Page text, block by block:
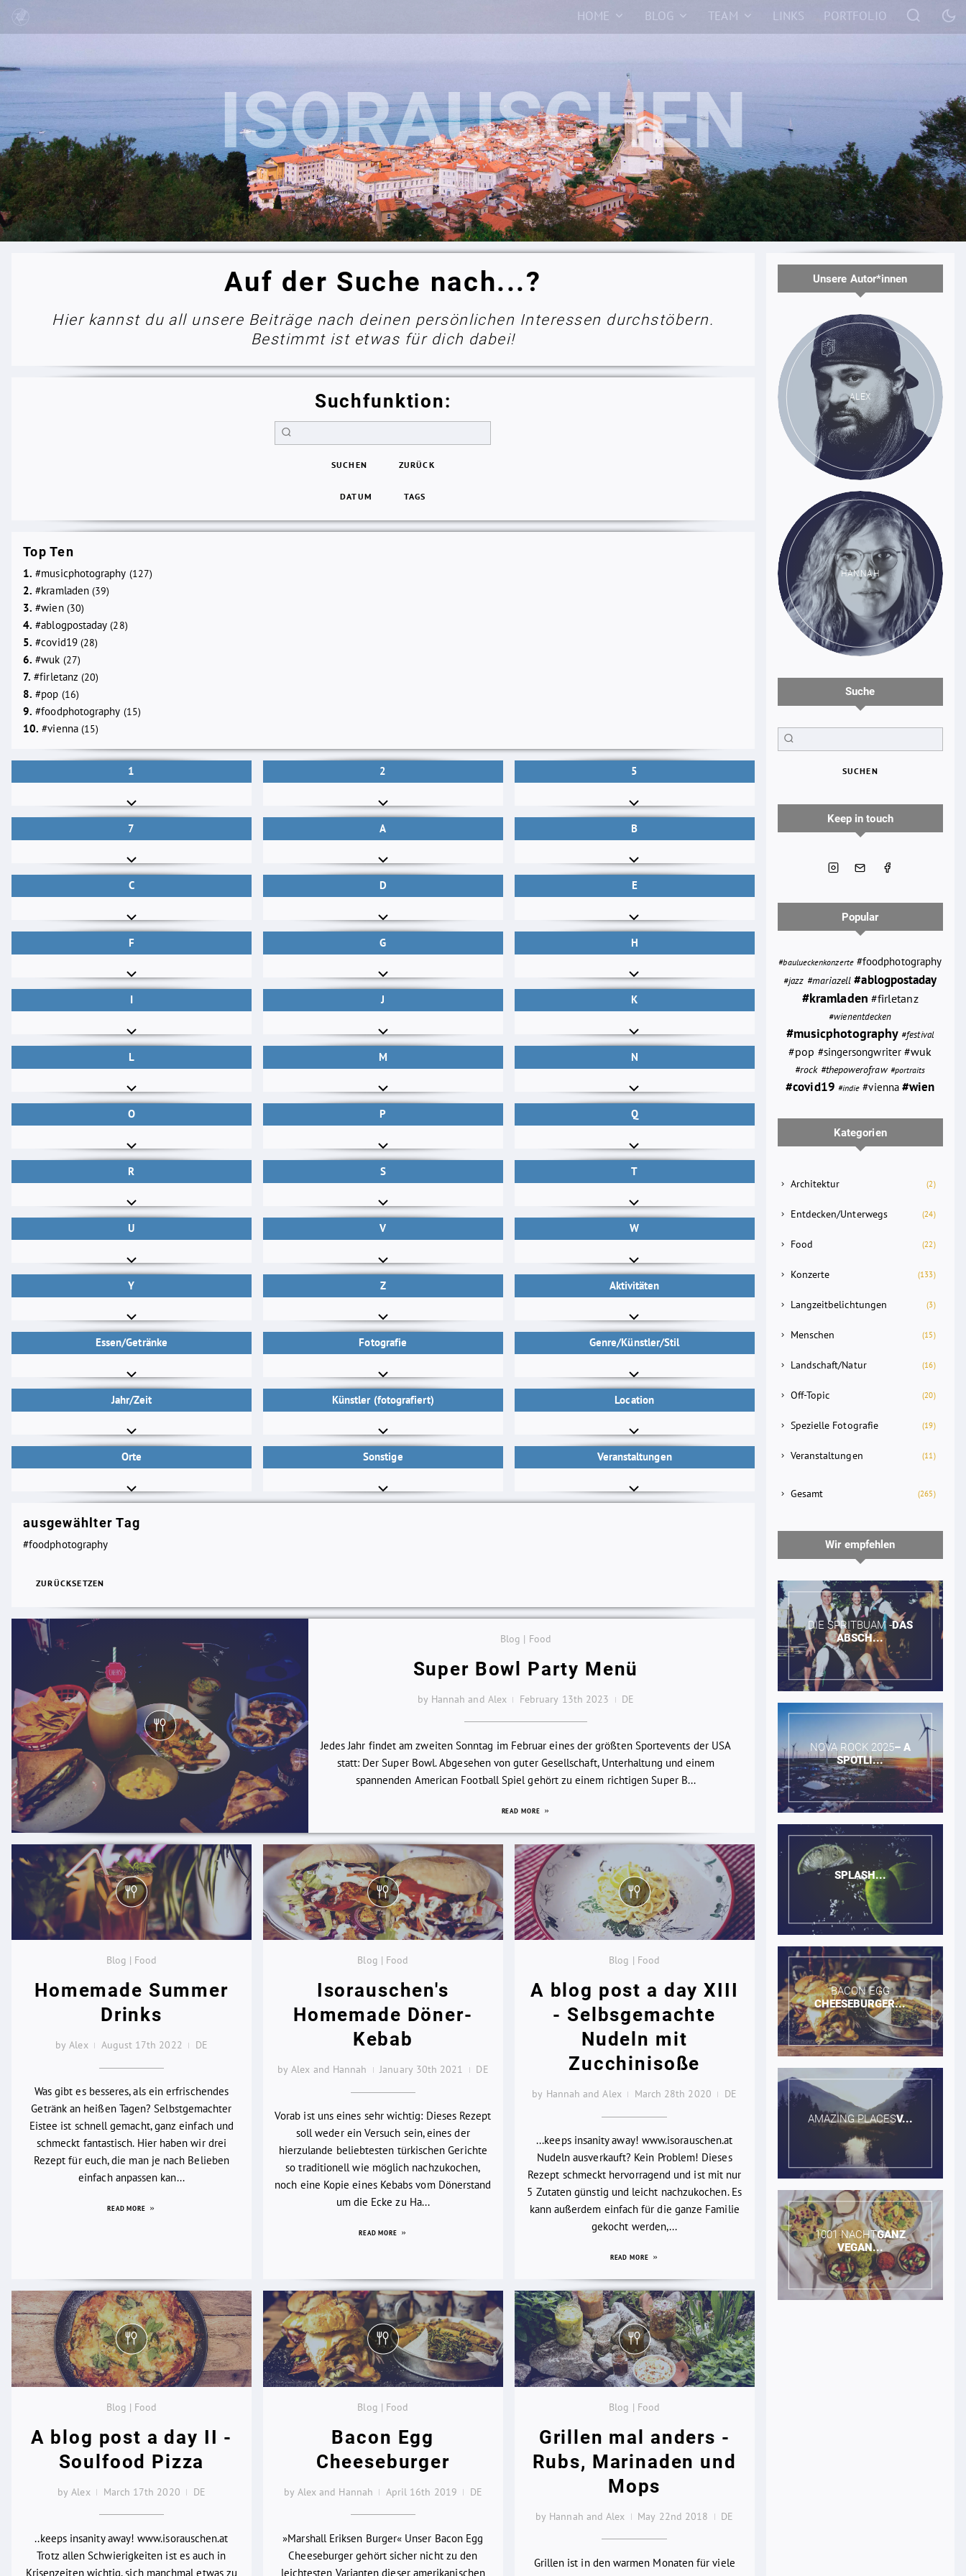
HOME BLOG TEAM LINKS PORTFOLIO
Auf der Suche nach...?
Hier kannst du all unsere Beiträge nach deinen persönlichen Interessen durchstöbern.
Bestimmt ist etwas für dich dabei!
Suchfunktion:
SUCHEN ZURÜCK
DATUM TAGS
Top Ten
1. #musicphotography (127)
2. #kramladen (39)
3. #wien (30)
4. #ablogpostaday (28)
5. #covid19 (28)
6. #wuk (27)
7. #firletanz (20)
8. #pop (16)
9. #foodphotography (15)
10. #vienna (15)
1 2 5
7 A B
C D E
F G H
I J K
L M N
O P Q
R S T
U V W
Y Z Aktivitäten
Essen/Getränke Fotografie Genre/Künstler/Stil
Jahr/Zeit Künstler (fotografiert) Location
Orte Sonstige Veranstaltungen
ausgewählter Tag
#foodphotography
ZURÜCKSETZEN
Blog | Food
Super Bowl Party Menü
by Hannah and Alex February 13th 2023 DE
Jedes Jahr findet am zweiten Sonntag im Februar eines der größten Sportevents der USA
statt: Der Super Bowl. Abgesehen von guter Gesellschaft, Unterhaltung und einem
spannenden American Football Spiel gehört zu einem richtigen Super B...
READ MORE
Blog | Food
Homemade Summer
Drinks
by Alex August 17th 2022 DE
Was gibt es besseres, als ein erfrischendes
Getränk an heißen Tagen? Selbstgemachter
Eistee ist schnell gemacht, ganz einfach und
schmeckt fantastisch. Hier haben wir drei
Rezept für euch, die man je nach Belieben
einfach anpassen kan...
READ MORE
Blog | Food
Isorauschen's
Homemade Döner-
Kebab
by Alex and Hannah January 30th 2021 DE
Vorab ist uns eines sehr wichtig: Dieses Rezept
soll weder ein Versuch sein, eines der
hierzulande beliebtesten türkischen Gerichte
so traditionell wie möglich nachzukochen,
noch eine Kopie eines Kebabs vom Dönerstand
um die Ecke zu Ha...
READ MORE
Blog | Food
A blog post a day XIII
- Selbsgemachte
Nudeln mit
Zucchinisoße
by Hannah and Alex March 28th 2020 DE
...keeps insanity away! www.isorauschen.at
Nudeln ausverkauft? Kein Problem! Dieses
Rezept schmeckt hervorragend und ist mit nur
5 Zutaten günstig und leicht nachzukochen. Es
kann außerdem einfach für die ganze Familie
gekocht werden,...
READ MORE
Blog | Food
A blog post a day II -
Soulfood Pizza
by Alex March 17th 2020 DE
..keeps insanity away! www.isorauschen.at
Trotz allen Schwierigkeiten ist es auch in
Krisenzeiten wichtig, sich manchmal etwas zu
Blog | Food
Bacon Egg
Cheeseburger
by Alex and Hannah April 16th 2019 DE
»Marshall Eriksen Burger« Unser Bacon Egg
Cheeseburger gehört sicher nicht zu den
leichtesten Varianten dieser amerikanischen
Blog | Food
Grillen mal anders -
Rubs, Marinaden und
Mops
by Hannah and Alex May 22nd 2018 DE
Grillen ist in den warmen Monaten für viele
Unsere Autor*innen
ALEX
HANNAH
Suche
SUCHEN
Keep in touch
Popular
#baulueckenkonzerte #foodphotography
#jazz #mariazell #ablogpostaday
#kramladen #firletanz
#wienentdecken
#musicphotography #festival
#pop #singersongwriter #wuk
#rock #thepowerofraw #portraits
#covid19 #indie #vienna #wien
Kategorien
Architektur (2)
Entdecken/Unterwegs (24)
Food (22)
Konzerte (133)
Langzeitbelichtungen (3)
Menschen (15)
Landschaft/Natur (16)
Off-Topic (20)
Spezielle Fotografie (19)
Veranstaltungen (11)
Gesamt (265)
Wir empfehlen
DIE SPRITBUAM -​DAS
ABSCH...
NOVA ROCK 2025​– A
SPOTLI...
SPLASH...
BACON EGG​
CHEESEBURGER...
AMAZING PLACES​V...
1001 NACHT​GANZ
VEGAN...